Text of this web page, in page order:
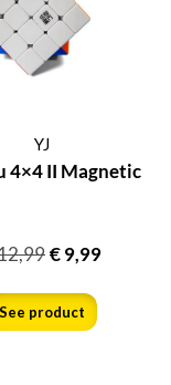
YJ
4×4 II Magnetic
€9,99
See product